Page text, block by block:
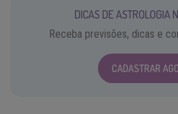
DICAS DE ASTROLOGIA
Receba previsões, dicas e
CADASTRAR